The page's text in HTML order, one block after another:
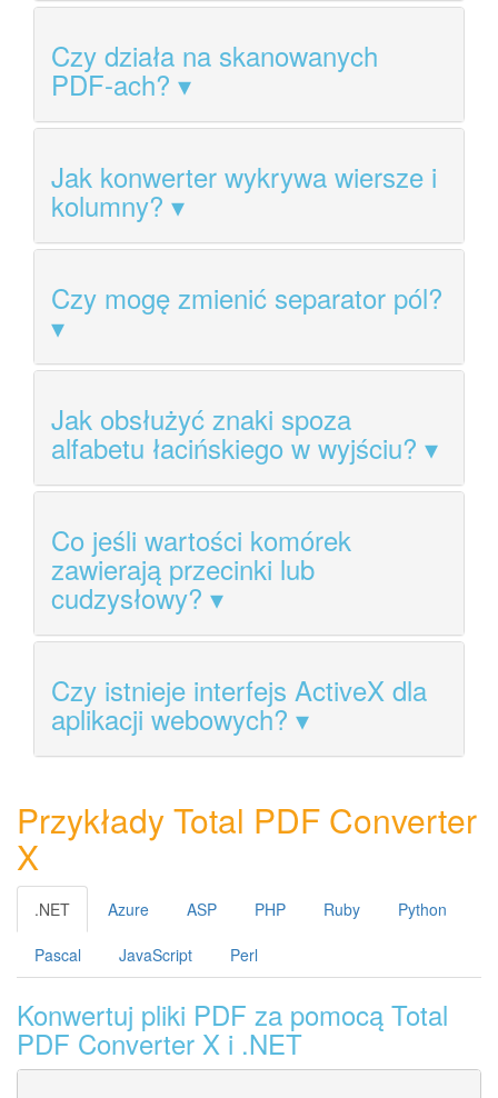
Czy działa na skanowanych
PDF-ach?
Jak konwerter wykrywa wiersze i
kolumny?
Czy mogę zmienić separator pól?
Jak obsłużyć znaki spoza
alfabetu łacińskiego w wyjściu?
Co jeśli wartości komórek
zawierają przecinki lub
cudzysłowy?
Czy istnieje interfejs ActiveX dla
aplikacji webowych?
Przykłady Total PDF Converter
X
.NET Azure ASP PHP Ruby Python
Pascal JavaScript Perl
Konwertuj pliki PDF za pomocą Total
PDF Converter X i .NET